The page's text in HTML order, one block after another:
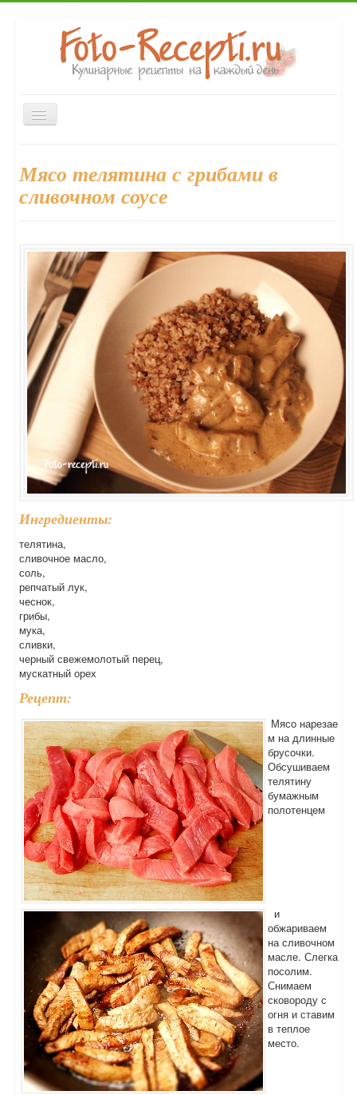
Включить/
выключить
Десерты Выпечка Напитки
Консервирование
Форум
Мясо телятина с грибами в
сливочном соусе
Ингредиенты:
телятина,
сливочное масло,
соль,
репчатый лук,
чеснок,
грибы,
мука,
сливки,
черный свежемолотый перец,
мускатный орех
Рецепт:
Мясо нарезае
м на длинные
брусочки.
Обсушиваем
телятину
бумажным
полотенцем
и
обжариваем
на сливочном
масле. Слегка
посолим.
Снимаем
сковороду с
огня и ставим
в теплое
место.